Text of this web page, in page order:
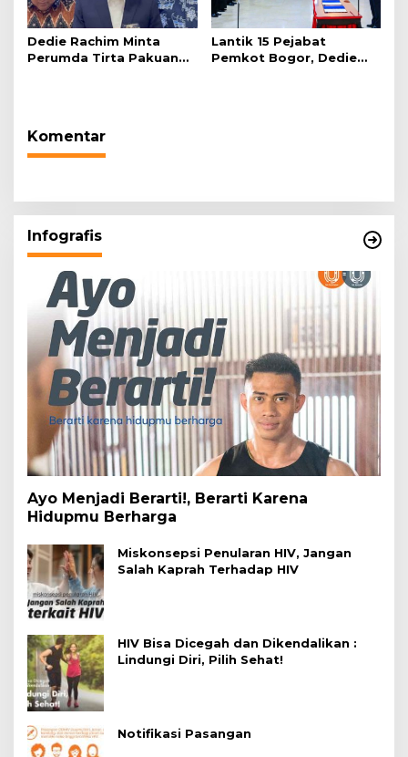
Dedie Rachim Minta
Perumda Tirta Pakuan
Lantik 15 Pejabat
Pemkot Bogor, Dedie
Komentar
Infografis
Ayo Menjadi Berarti!, Berarti Karena
Hidupmu Berharga
Miskonsepsi Penularan HIV, Jangan
Salah Kaprah Terhadap HIV
HIV Bisa Dicegah dan Dikendalikan :
Lindungi Diri, Pilih Sehat!
Notifikasi Pasangan